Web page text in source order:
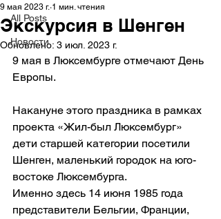
All Posts
Новости
Экскурсия в Шенген
9 мая 2023 г. 1 мин. чтения
Обновлено: 3 июл. 2023 г.
9 мая в Люксембурге отмечают День
Европы.
Накануне этого праздника в рамках
проекта «Жил-был Люксембург»
дети старшей категории посетили
Шенген, маленький городок на юго-
востоке Люксембурга.
Именно здесь 14 июня 1985 года
представители Бельгии, Франции,